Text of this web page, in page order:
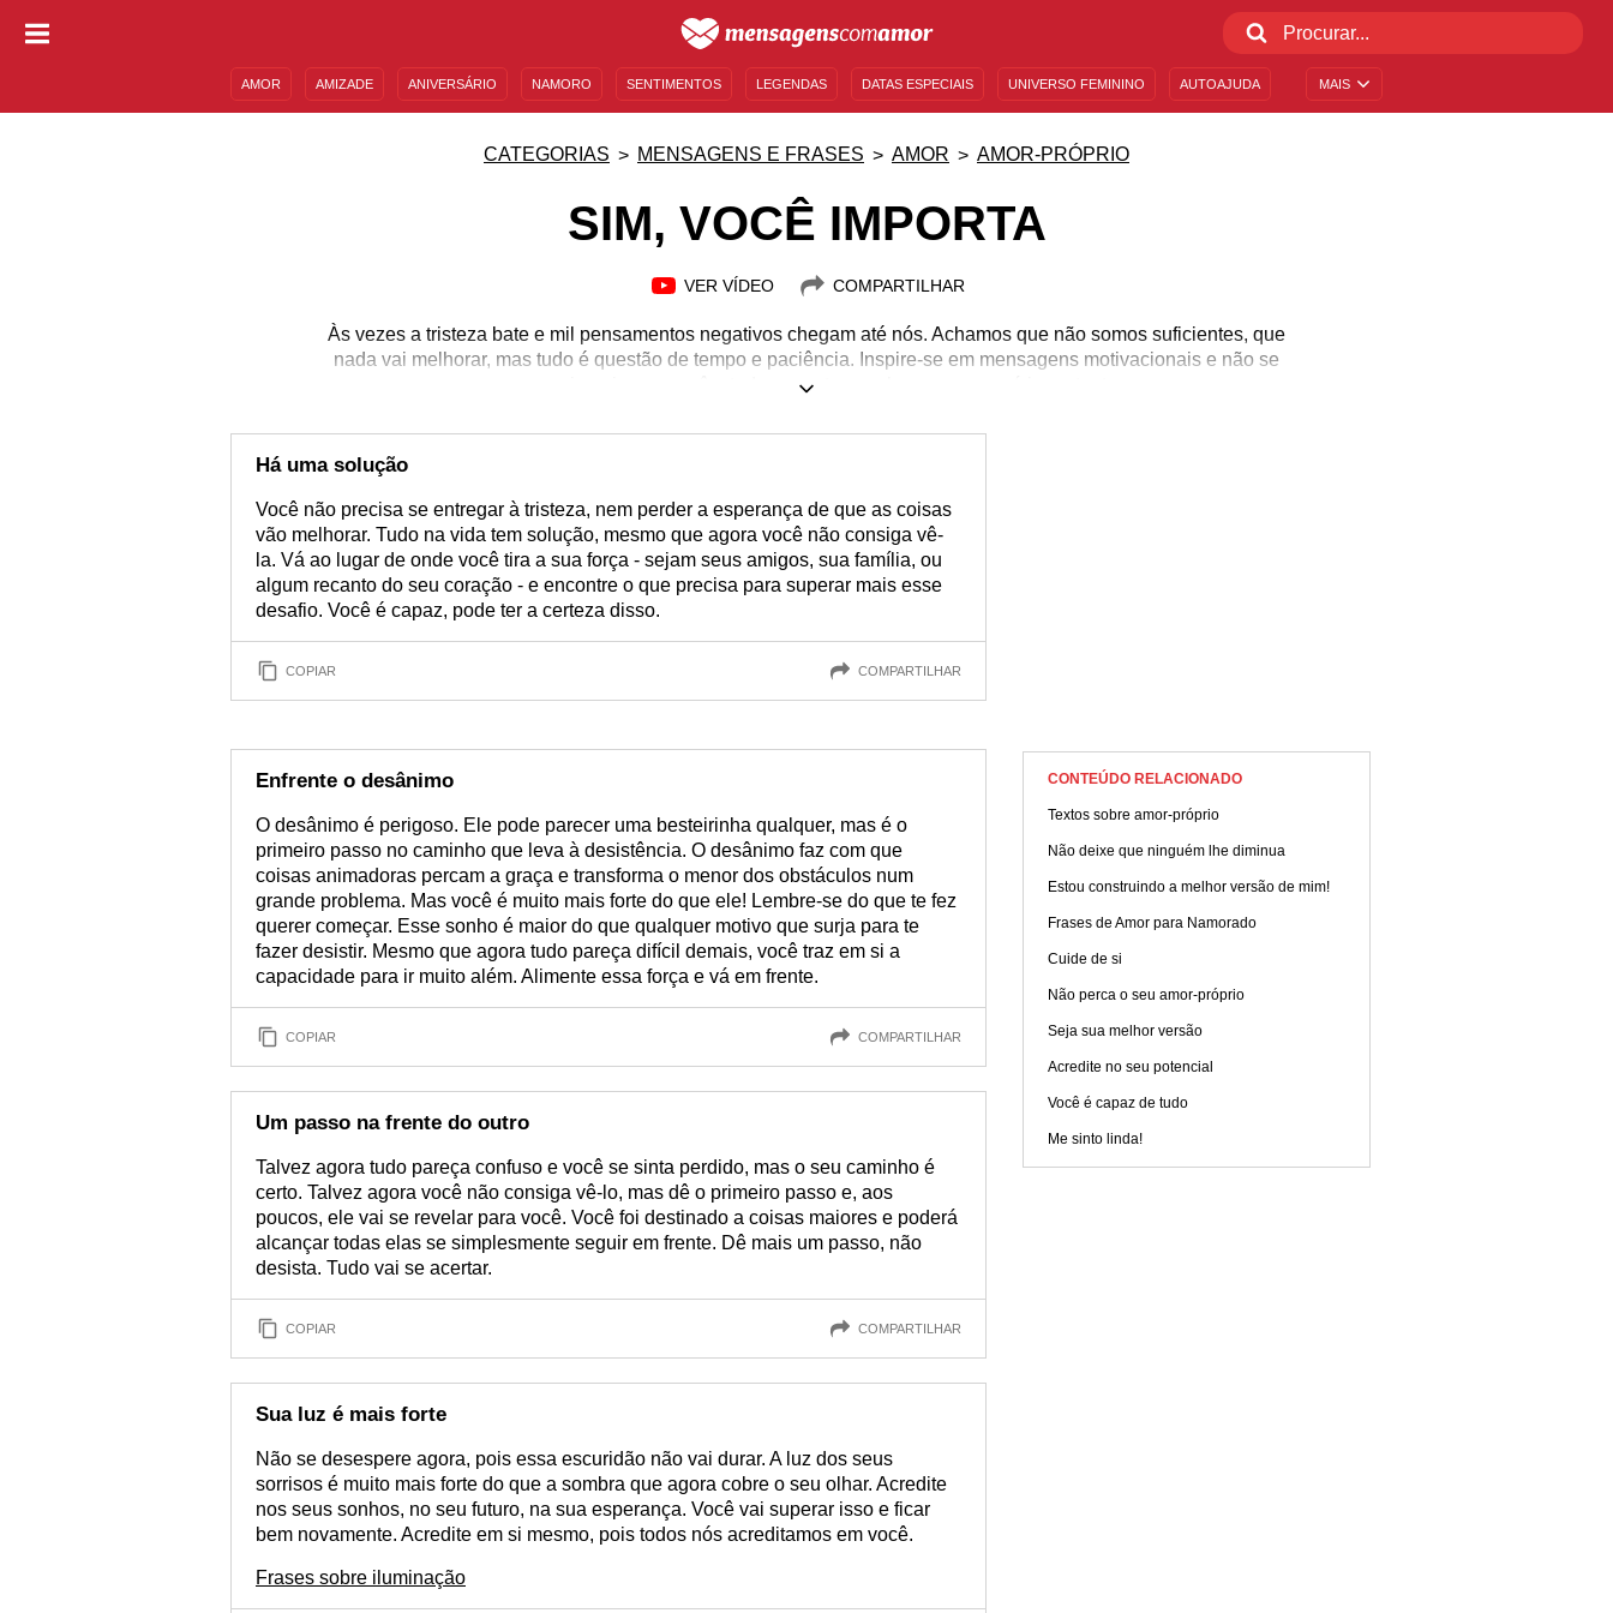
MAIS
AMOR AMIZADE ANIVERSÁRIO NAMORO SENTIMENTOS LEGENDAS DATAS ESPECIAIS UNIVERSO FEMININO AUTOAJUDA
CATEGORIAS MENSAGENS E FRASES AMOR AMOR-PRÓPRIO
SIM, VOCÊ IMPORTA
VER VÍDEO COMPARTILHAR
Às vezes a tristeza bate e mil pensamentos negativos chegam até nós. Achamos que não somos suficientes, que
nada vai melhorar, mas tudo é questão de tempo e paciência. Inspire-se em mensagens motivacionais e não se
esqueça jamais que você e tudo o que te envolve sempre será importante.
Há uma solução
Você não precisa se entregar à tristeza, nem perder a esperança de que as coisas
vão melhorar. Tudo na vida tem solução, mesmo que agora você não consiga vê-
la. Vá ao lugar de onde você tira a sua força - sejam seus amigos, sua família, ou
algum recanto do seu coração - e encontre o que precisa para superar mais esse
desafio. Você é capaz, pode ter a certeza disso.
COPIAR COMPARTILHAR
Enfrente o desânimo
O desânimo é perigoso. Ele pode parecer uma besteirinha qualquer, mas é o
primeiro passo no caminho que leva à desistência. O desânimo faz com que
coisas animadoras percam a graça e transforma o menor dos obstáculos num
grande problema. Mas você é muito mais forte do que ele! Lembre-se do que te fez
querer começar. Esse sonho é maior do que qualquer motivo que surja para te
fazer desistir. Mesmo que agora tudo pareça difícil demais, você traz em si a
capacidade para ir muito além. Alimente essa força e vá em frente.
COPIAR COMPARTILHAR
Um passo na frente do outro
Talvez agora tudo pareça confuso e você se sinta perdido, mas o seu caminho é
certo. Talvez agora você não consiga vê-lo, mas dê o primeiro passo e, aos
poucos, ele vai se revelar para você. Você foi destinado a coisas maiores e poderá
alcançar todas elas se simplesmente seguir em frente. Dê mais um passo, não
desista. Tudo vai se acertar.
COPIAR COMPARTILHAR
Sua luz é mais forte
Não se desespere agora, pois essa escuridão não vai durar. A luz dos seus
sorrisos é muito mais forte do que a sombra que agora cobre o seu olhar. Acredite
nos seus sonhos, no seu futuro, na sua esperança. Você vai superar isso e ficar
bem novamente. Acredite em si mesmo, pois todos nós acreditamos em você.
Frases sobre iluminação
CONTEÚDO RELACIONADO
Textos sobre amor-próprio
Não deixe que ninguém lhe diminua
Estou construindo a melhor versão de mim!
Frases de Amor para Namorado
Cuide de si
Não perca o seu amor-próprio
Seja sua melhor versão
Acredite no seu potencial
Você é capaz de tudo
Me sinto linda!